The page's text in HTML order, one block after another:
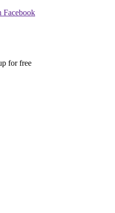
Facebook
for free